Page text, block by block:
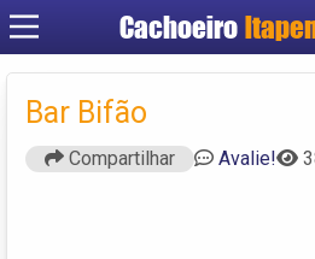
Cachoeiro
Bar Bifão
Compartilhar Avalie!